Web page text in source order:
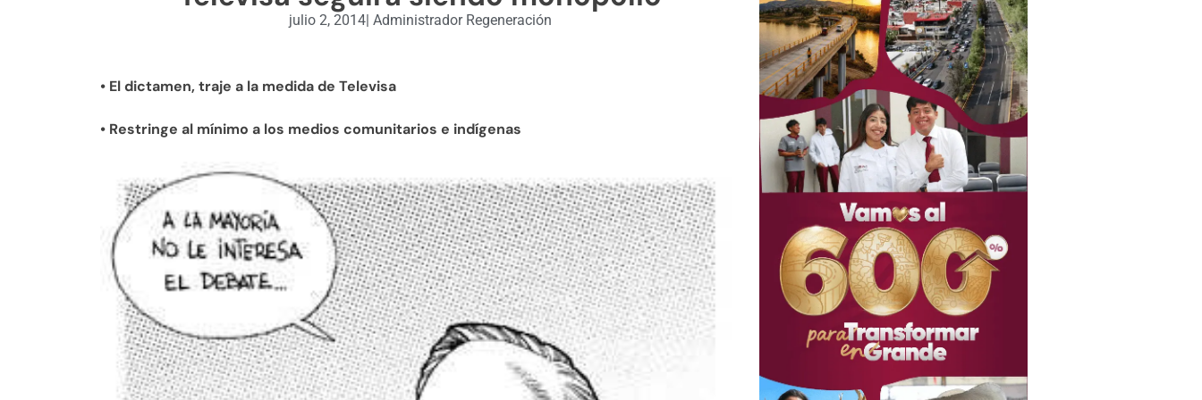
julio 2, 2014 Administrador Regeneración
• El dictamen, traje a la medida de Televisa
• Restringe al mínimo a los medios comunitarios e indígenas